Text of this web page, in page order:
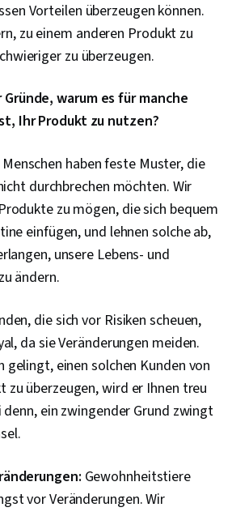
Vorteilen überzeugen können.
zu einem anderen Produkt zu
zu überzeugen.
warum es für manche
Ihr Produkt zu nutzen?
Menschen haben feste Muster, die
durchbrechen möchten. Wir
zu mögen, die sich bequem
einfügen, und lehnen solche ab,
unsere Lebens- und
ändern.
die sich vor Risiken scheuen,
da sie Veränderungen meiden.
gelingt, einen solchen Kunden von
zu überzeugen, wird er Ihnen treu
denn, ein zwingender Grund zwingt
Gewohnheitstiere
vor Veränderungen. Wir